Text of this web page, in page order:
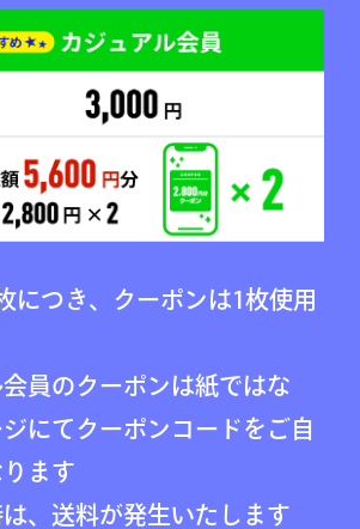
につき、クーポンは1枚使用
員のクーポンは紙ではな
にてクーポンコードをご自
ます
、送料が発生いたします